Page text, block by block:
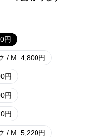
円
/ M 4,800円
円
円
円
/ M 5,220円